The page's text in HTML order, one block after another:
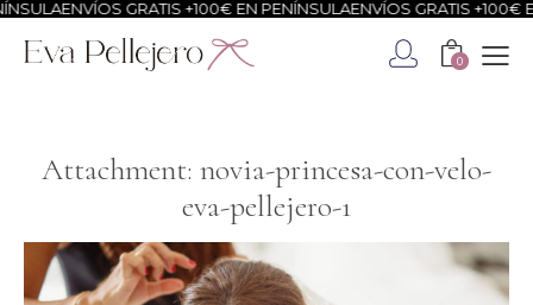
ENVÍOS GRATIS +100€ EN PENÍNSULAENVÍOS GRATIS +100€
0
Attachment: novia-princesa-con-velo-
eva-pellejero-1